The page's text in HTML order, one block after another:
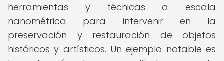
herramientas y técnicas a escala
nanométrica para intervenir en la
preservación y restauración de objetos
históricos y artísticos. Un ejemplo notable es